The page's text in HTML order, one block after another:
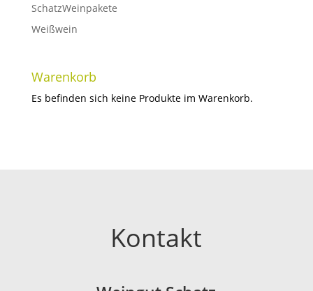
SchatzWeinpakete
Weißwein
Warenkorb
Es befinden sich keine Produkte im Warenkorb.
Kontakt